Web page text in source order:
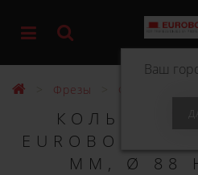
Ваш
Фрезы Фрезы HSS
EUROBOOR
ММ, Ø 88